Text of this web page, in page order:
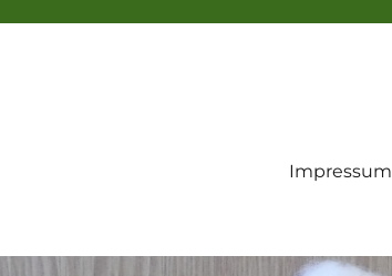
Impressum